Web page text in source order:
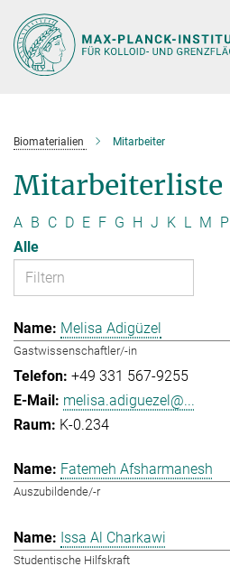
Hauptinhalt
Biomaterialien Mitarbeiter
Mitarbeiterliste
A B C D E F G H J K L M P
Alle
Melisa Adigüzel
Gastwissenschaftler/-in
+49 331 567-9255
melisa.adiguezel@...
K-0.234
Fatemeh Afsharmanesh
Auszubildende/-r
Issa Al Charkawi
Studentische Hilfskraft